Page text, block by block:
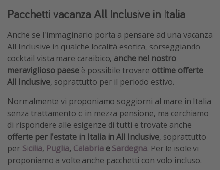
Pacchetti vacanza All Inclusive in Italia
Anche se l'immaginario porta a pensare ad una vacanza
All Inclusive in qualche località esotica, sorseggiando
cocktail vista mare caraibico, anche nel nostro
meraviglioso paese è possibile trovare ottime offerte
All Inclusive, soprattutto per il periodo estivo.
Normalmente vi proponiamo soggiorni al mare in Italia
senza trattamento o in mezza pensione, ma cerchiamo
di rispondere alle esigenze di tutti e trovate anche
offerte per l'estate in Italia in All Inclusive, soprattutto
per Sicilia, Puglia, Calabria e Sardegna. Per le isole vi
proponiamo a volte anche pacchetti con volo incluso.